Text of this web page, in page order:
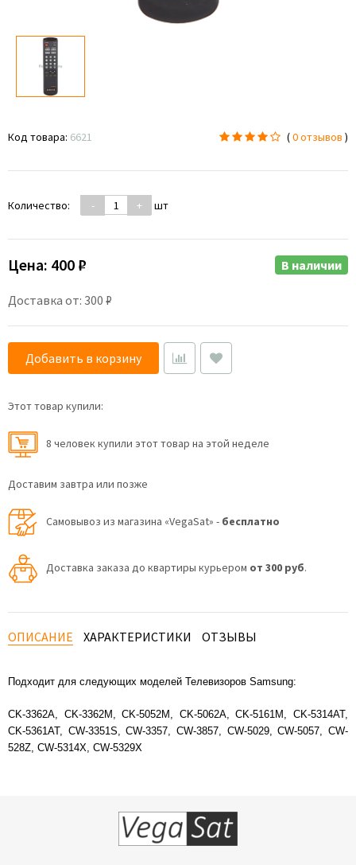
Код товара: 6621 (0 отзывов )
Количество: - + шт
Цена: 400 ₽
Доставка от: 300 ₽
В наличии
Добавить в корзину
Этот товар купили:
8 человек купили этот товар на этой неделе
Доставим завтра или позже
Самовывоз из магазина «VegaSat» - бесплатно
Доставка заказа до квартиры курьером от 300 руб.
ОПИСАНИЕ ХАРАКТЕРИСТИКИ ОТЗЫВЫ
Подходит для следующих моделей Телевизоров Samsung:
CK-3362A, CK-3362M, CK-5052M, CK-5062A, CK-5161M, CK-5314AT,
CK-5361AT, CW-3351S, CW-3357, CW-3857, CW-5029, CW-5057, CW-
528Z, CW-5314X, CW-5329X